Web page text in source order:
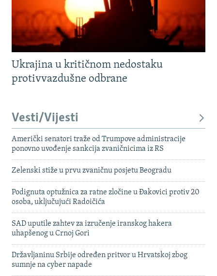
Ukrajina u kritičnom nedostaku
protivvazdušne odbrane
Vesti/Vijesti
Američki senatori traže od Trumpove administracije
ponovno uvođenje sankcija zvaničnicima iz RS
Zelenski stiže u prvu zvaničnu posjetu Beogradu
Podignuta optužnica za ratne zločine u Đakovici protiv 20
osoba, uključujući Radoičića
SAD uputile zahtev za izručenje iranskog hakera
uhapšenog u Crnoj Gori
Državljaninu Srbije određen pritvor u Hrvatskoj zbog
sumnje na cyber napade